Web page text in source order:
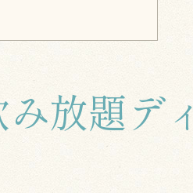
放題プランを探ろう
放題デ